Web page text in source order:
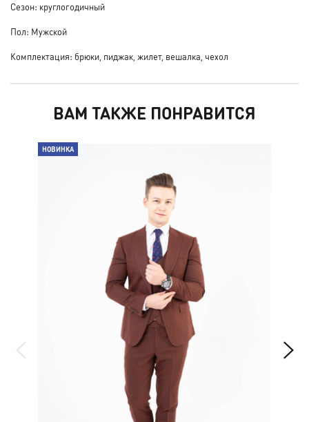
Сезон: круглогодичный
Пол: Мужской
Комплектация: брюки, пиджак, жилет, вешалка, чехол
ВАМ ТАКЖЕ ПОНРАВИТСЯ
НОВИНКА